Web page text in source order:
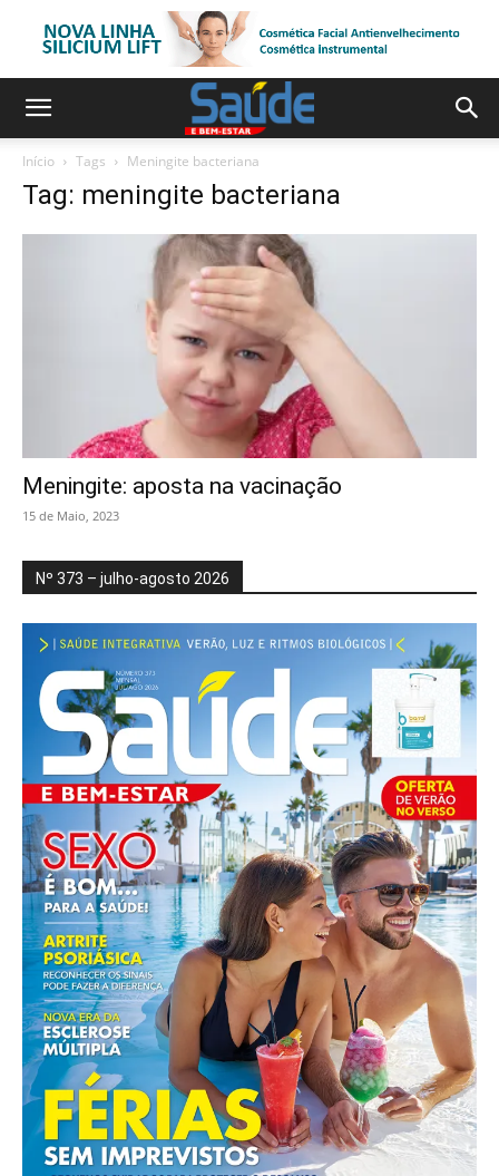
Início Tags Meningite bacteriana
Tag: meningite bacteriana
Meningite: aposta na vacinação
15 de Maio, 2023
Nº 373 – julho-agosto 2026